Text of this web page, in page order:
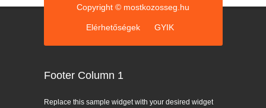
Copyright © mostkozosseg.hu
Elérhetőségek GYIK
Footer Column 1
Replace this sample widget with your desired widget